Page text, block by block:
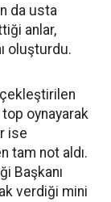
da usta
anlar,
oluşturdu.
oynayarak
ise
tam not aldı.
Başkanı
verdiği mini